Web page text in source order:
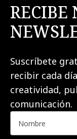
RECIBE
Suscríbete
recibir cada
creatividad,
comunicación.